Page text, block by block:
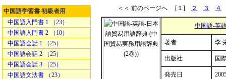
中国語学習書 初級者用
中国語入門書 1 （23）
中国語入門書 2 （10）
中国語会話 1 （25）
中国語会話 2 （25）
中国語会話 3 （25）
中国語文法書 （23）
＜＜ 前のページへ [１] ２ ３ ４
中国語-英
著者 李
出版社 国
発売日